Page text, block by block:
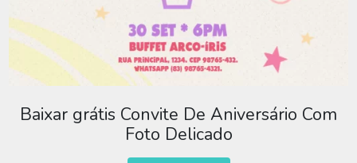
Baixar grátis Convite De Aniversário Com
Foto Delicado